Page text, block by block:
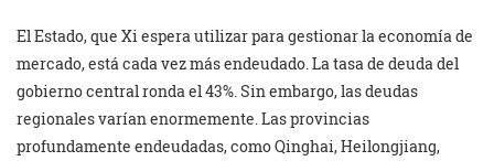
El Estado, que Xi espera utilizar para gestionar la economía de
mercado, está cada vez más endeudado. La tasa de deuda del
gobierno central ronda el 43%. Sin embargo, las deudas
regionales varían enormemente. Las provincias
profundamente endeudadas, como Qinghai, Heilongjiang,